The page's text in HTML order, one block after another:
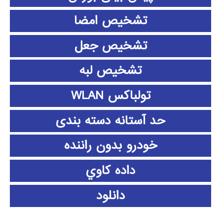
تشخیص امضا
تشخیص جعل
تشخیص لبه
تولباکس WLAN
حد آستانه دسته بندی
خودرو بدون راننده
داده كاوي
دانلود